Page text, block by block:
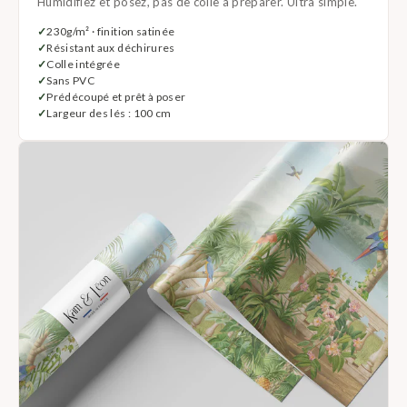
230g/m² · finition satinée
Résistant aux déchirures
Colle intégrée
Sans PVC
Prédécoupé et prêt à poser
Largeur des lés : 100 cm